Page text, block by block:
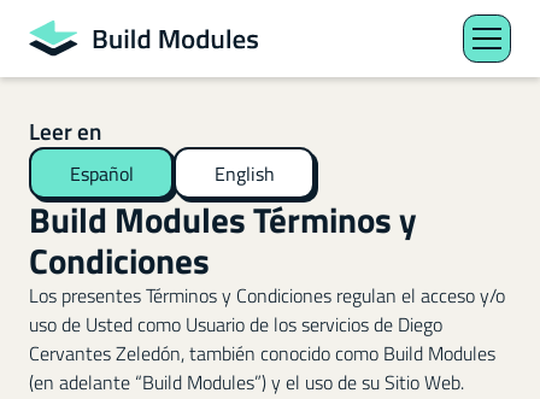
Leer en
Español English
Build Modules Términos y
Condiciones
Los presentes Términos y Condiciones regulan el acceso y/o
uso de Usted como Usuario de los servicios de Diego
Cervantes Zeledón, también conocido como Build Modules
(en adelante “Build Modules”) y el uso de su Sitio Web.